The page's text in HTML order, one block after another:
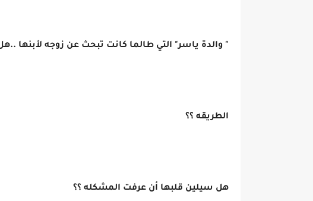
" والدة ياسر" التي طالما كانت تبحث عن زوجه لأبنها
الطريقه ؟؟
هل سيلين قلبها أن عرفت المشكله ؟؟